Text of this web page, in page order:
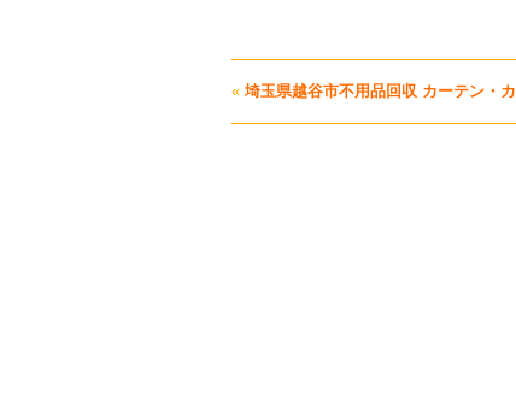
« 埼玉県越谷市不用品回収 カーテン・